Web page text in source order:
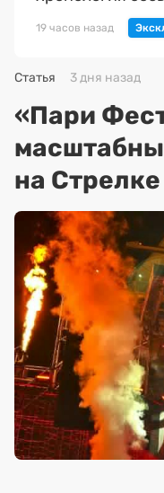
19 часов назад
Статья 3 дня назад
«Пари
на